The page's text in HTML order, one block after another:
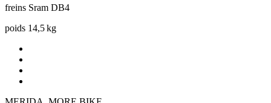
freins Sram DB4
poids 14,5 kg